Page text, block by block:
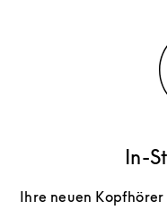
In-
Ihre neuen Kopfhörer